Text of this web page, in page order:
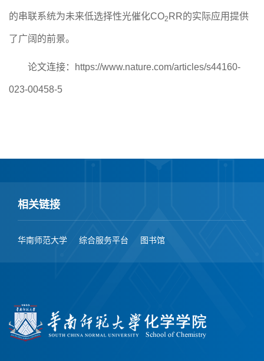
的串联系统为未来低选择性光催化CO2 RR的实际应用提供
了广阔的前景。
论文连接： https://www.nature.com/articles/s44160-
023-00458-5
相关链接
华南师范大学 综合服务平台 图书馆